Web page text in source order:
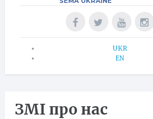
UKR
EN
ЗМІ про нас